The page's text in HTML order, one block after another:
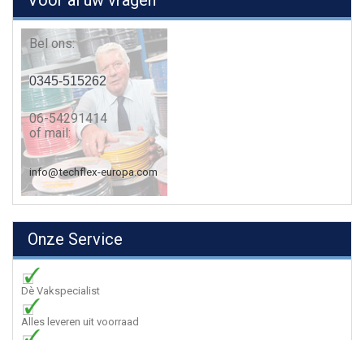
Bel ons:
0345-515262
06-54291414
of mail:
info@techflex-europa.com
Onze Service
Dè Vakspecialist
Alles leveren uit voorraad